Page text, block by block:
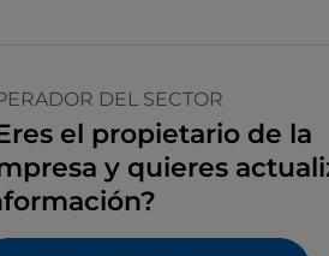
DEL SECTOR
el propietario de la
y quieres